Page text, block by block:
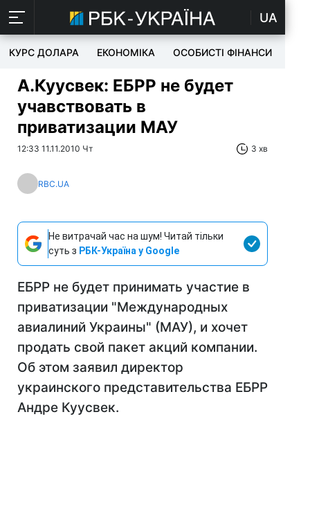
UA
КУРС ДОЛАРА ЕКОНОМІКА ОСОБИСТІ ФІНАНСИ
А.Куусвек: ЕБРР не будет
учавствовать в
приватизации МАУ
12:33 11.11.2010 Чт 3 хв
RBC.UA
Не витрачай час на шум! Читай тільки
суть з РБК-Україна у Google
ЕБРР не будет принимать участие в
приватизации "Международных
авиалиний Украины" (МАУ), и хочет
продать свой пакет акций компании.
Об этом заявил директор
украинского представительства ЕБРР
Андре Куусвек.